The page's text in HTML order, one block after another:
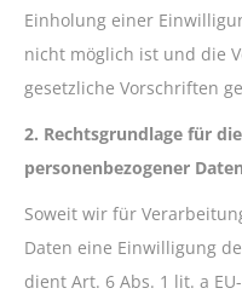
Einholung einer
nicht möglich ist und die
gesetzliche Vorschriften
2. Rechtsgrundlage für
personenbezogener Daten
Soweit wir für
Daten eine Einwilligung
dient Art. 6 Abs. 1 lit. a